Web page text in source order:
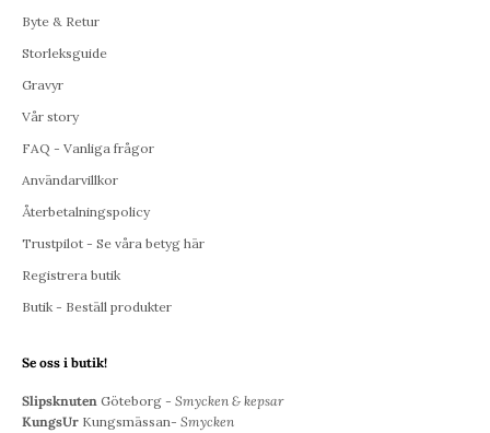
Byte & Retur
Storleksguide
Gravyr
Vår story
FAQ - Vanliga frågor
Användarvillkor
Återbetalningspolicy
Trustpilot - Se våra betyg här
Registrera butik
Butik - Beställ produkter
Se oss i butik!
Slipsknuten Göteborg - Smycken & kepsar
KungsUr Kungsmässan- Smycken